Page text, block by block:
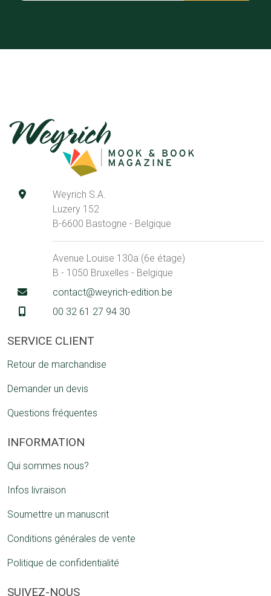
Weyrich S.A.
Luzery 152
B-6600 Bastogne - Belgique
Avenue Louise 130a (6e étage)
B - 1050 Bruxelles - Belgique
contact@weyrich-edition.be
00 32 61 27 94 30
SERVICE CLIENT
Retour de marchandise
Demander un devis
Questions fréquentes
INFORMATION
Qui sommes nous?
Infos livraison
Soumettre un manuscrit
Conditions générales de vente
Politique de confidentialité
SUIVEZ-NOUS